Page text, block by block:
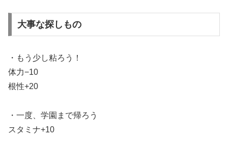
大事な探しもの
・もう少し粘ろう！
体力−10
根性+20
・一度、学園まで帰ろう
スタミナ+10